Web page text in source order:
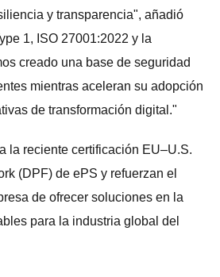
y transparencia", añadió
1, ISO 27001:2022 y la
creado una base de seguridad
mientras aceleran su adopción
de transformación digital."
la reciente certificación EU–U.S.
(DPF) de ePS y refuerzan el
de ofrecer soluciones en la
para la industria global del